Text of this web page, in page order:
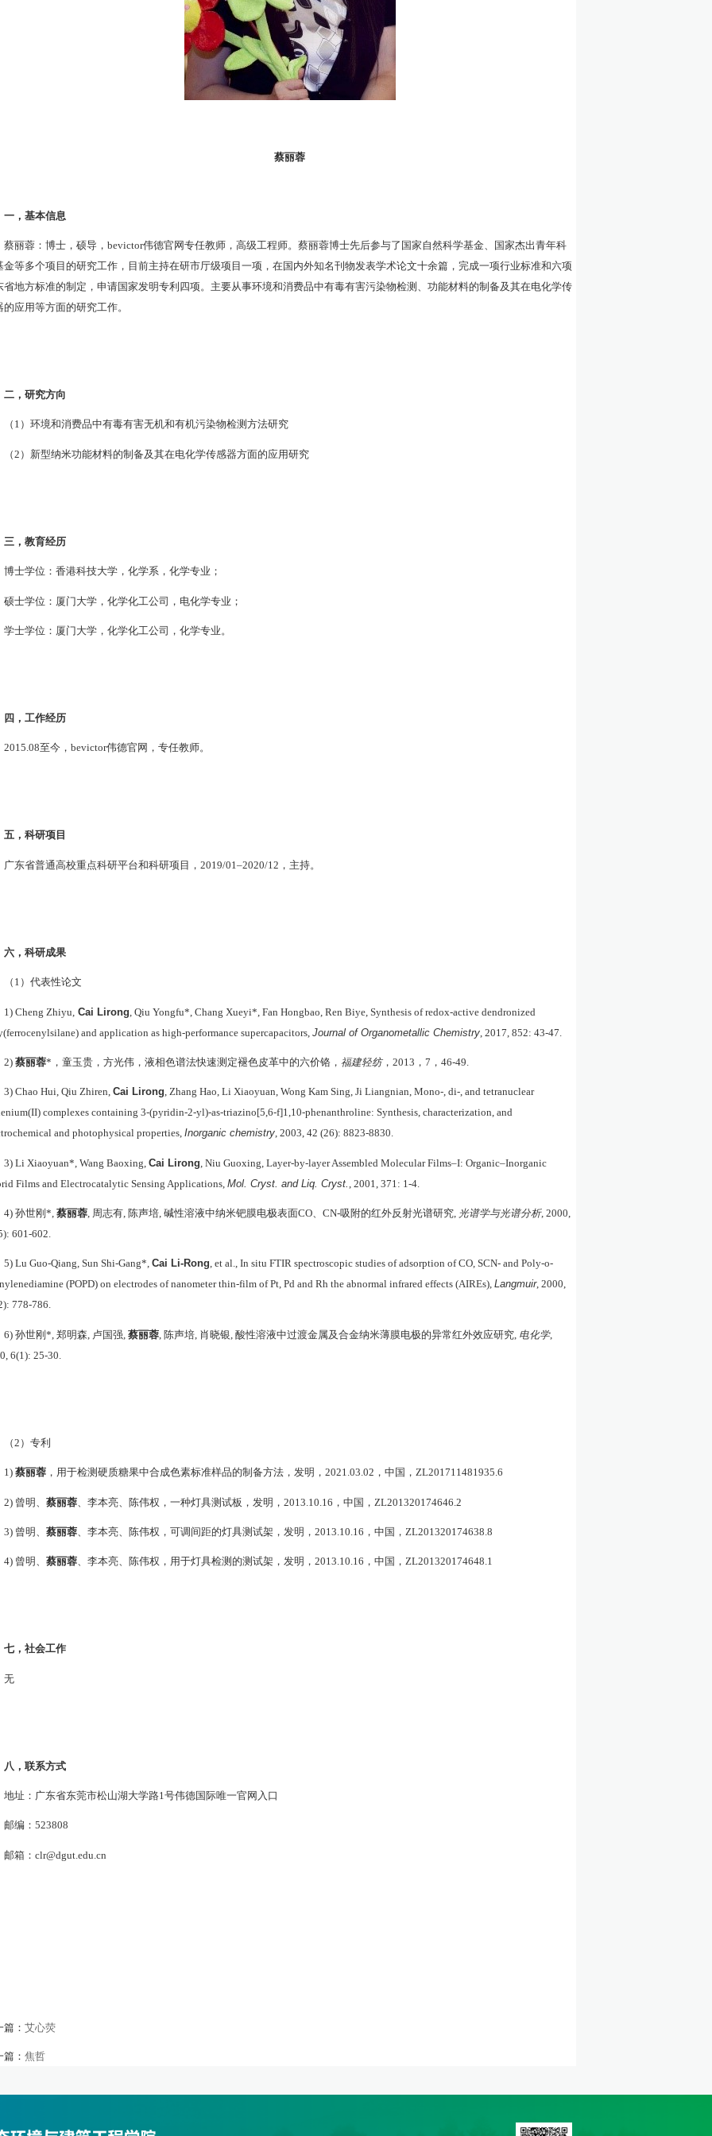
蔡丽蓉
一，基本信息
蔡丽蓉：博士，硕导，bevictor伟德官网专任教师，高级工程师。蔡丽蓉博士先后参与了国家自然科学基金、国家杰出青年科
金等多个项目的研究工作，目前主持在研市厅级项目一项，在国内外知名刊物发表学术论文十余篇，完成一项行业标准和六项
省地方标准的制定，申请国家发明专利四项。主要从事环境和消费品中有毒有害污染物检测、功能材料的制备及其在电化学传
的应用等方面的研究工作。
二，研究方向
（ 1 ）环境和消费品中有毒有害无机和有机污染物检测方法研究
（2 ）新型纳米功能材料的制备及其在电化学传感器方面的应用研究
三，教育经历
博士学位： 香港科技大学， 化学系， 化学专业；
硕士学位：厦门大学， 化学化工公司， 电化学专业；
学士学位：厦门 大学， 化学化工公司， 化学专业。
四，工作经历
2015.08至今，bevictor伟德官网，专任教师。
五，科研项目
广东省普通高校重点科研平台和科研项目， 2019/01 –2020/12 ，主持。
六，科研成果
（ 1 ）代表性论文
1) Cheng Zhiyu, Cai Lirong , Qiu Yongfu*, Chang Xueyi*, Fan Hongbao, Ren Biye, Synthesis of redox-active dendronized
and application as high-performance supercapacitors,Journal of Organometallic Chemistry , 2017, 852: 43-47.
2) 蔡丽蓉* ，童玉贵，方光伟，液相色谱法快速测定褪色皮革中的六价铬， 福建轻纺， 2013 ， 7 ， 46-49.
3) Chao Hui, Qiu Zhiren, Cai Lirong, Zhang Hao, Li Xiaoyuan, Wong Kam Sing, Ji Liangnian, Mono-, di-, and tetranuclear
complexes containing 3-(pyridin-2-yl)-as-triazino[5,6-f]1,10-phenanthroline: Synthesis, characterization, and
and photophysical properties,Inorganic chemistry, 2003, 42 (26): 8823-8830.
3) Li Xiaoyuan*, Wang Baoxing, Cai Lirong , Niu Guoxing, Layer-by-layer Assembled Molecular Films–I: Organic–Inorganic
Films and Electrocatalytic Sensing Applications,Mol. Cryst. and Liq. Cryst. , 2001, 371: 1-4.
4) 孙世刚 *, 蔡丽蓉, 周志有, 陈声培, 碱性溶液中纳米钯膜电极表面CO、 CN-吸附的红外反射光谱研究, 光谱学与光谱分析, 2000,
601-602.
5) Lu Guo-Qiang, Sun Shi-Gang*, Cai Li-Rong, et al., In situ FTIR spectroscopic studies of adsorption of CO, SCN- and Poly-o-
(POPD) on electrodes of nanometer thin-film of Pt, Pd and Rh the abnormal infrared effects (AIREs),Langmuir, 2000,
778-786.
6) 孙世刚 *, 郑明森 卢国强, 蔡丽蓉, 陈声培, 肖晓银 酸性溶液中过渡金属及合金纳米薄膜电极的异常红外效应研究, 电化学,
6(1): 25-30.
（2 ）专利
1) 蔡丽蓉，用于检测硬质糖果中合成色素标准样品的制备方法，发明， 2021.03.02 ，中国， ZL201711481935.6
2) 曾明、 蔡丽蓉、李本亮、陈伟权，一种灯具测试板，发明， 2013.10.16 ，中国， ZL201320174646.2
3) 曾明、 蔡丽蓉、李本亮、陈伟权，可调间距的灯具测试架，发明， 2013.10.16 ，中国， ZL201320174638.8
4) 曾明、 蔡丽蓉、李本亮、陈伟权，用于灯具检测的测试架，发明， 2013.10.16 ，中国， ZL201320174648.1
七，社会工作
无
八，联系方式
地址：广东省东莞市松山湖大学路1号伟德国际唯一官网入口
邮编： 523808
邮箱： clr@dgut.edu.cn
篇：艾心荧
篇：焦哲